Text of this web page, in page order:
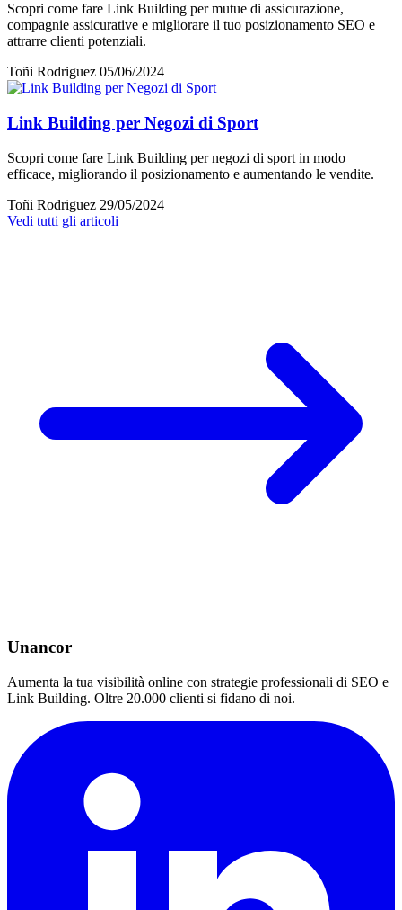
Scopri come fare Link Building per mutue di assicurazione,
compagnie assicurative e migliorare il tuo posizionamento SEO e
attrarre clienti potenziali.
Toñi Rodriguez 05/06/2024
Link Building per Negozi di Sport
Scopri come fare Link Building per negozi di sport in modo
efficace, migliorando il posizionamento e aumentando le vendite.
Toñi Rodriguez 29/05/2024
Vedi tutti gli articoli
Unancor
Aumenta la tua visibilità online con strategie professionali di SEO e
Link Building. Oltre 20.000 clienti si fidano di noi.